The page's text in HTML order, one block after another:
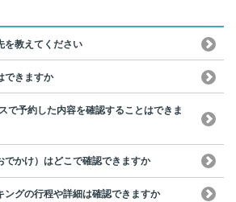
を教えてください
できますか
で予約した内容を確認することはできま
でかけ）はどこで確認できますか
ングの行程や詳細は確認できますか